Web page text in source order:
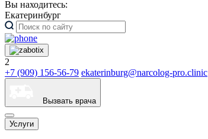
Вы находитесь:
Екатеринбург
2
+7 (909) 156-56-79 ekaterinburg@narcolog-pro.clinic
Вызвать врача
Услуги